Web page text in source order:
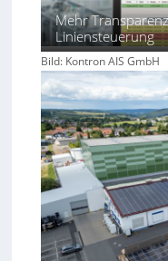
Mehr
Liniensteuerung
Bild: Kontron AIS GmbH